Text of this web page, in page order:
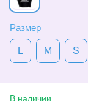
Размер
L M S
В наличии